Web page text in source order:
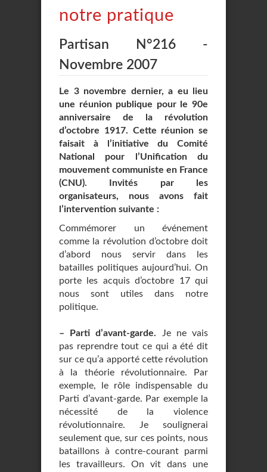
notre pratique
Partisan N°216 -
Novembre 2007
Le 3 novembre dernier, a eu lieu
une réunion publique pour le 90e
anniversaire de la révolution
d’octobre 1917. Cette réunion se
faisait à l’initiative du Comité
National pour l’Unification du
mouvement communiste en France
(CNU). Invités par les
organisateurs, nous avons fait
l’intervention suivante :
Commémorer un événement
comme la révolution d’octobre doit
d’abord nous servir dans les
batailles politiques aujourd’hui. On
porte les acquis d’octobre 17 qui
nous sont utiles dans notre
politique.
– Parti d’avant-garde. Je ne vais
pas reprendre tout ce qui a été dit
sur ce qu’a apporté cette révolution
à la théorie révolutionnaire. Par
exemple, le rôle indispensable du
Parti d’avant-garde. Par exemple la
nécessité de la violence
révolutionnaire. Je soulignerai
seulement que, sur ces points, nous
bataillons à contre-courant parmi
les travailleurs. On vit dans une